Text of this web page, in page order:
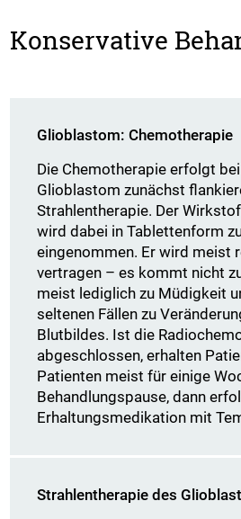
Konservative
Glioblastom: Chemotherapie
Die Chemotherapie erfolgt
Glioblastom zunächst
Strahlentherapie. Der
wird dabei in Tablettenform
eingenommen. Er wird meist
vertragen – es kommt nicht
meist lediglich zu Müdigkeit
seltenen Fällen zu
Blutbildes. Ist die
abgeschlossen, erhalten
Patienten meist für einige
Behandlungspause, dann
Erhaltungsmedikation mit
Strahlentherapie des